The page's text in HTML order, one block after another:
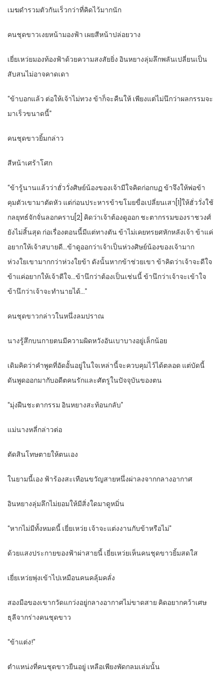
เมฆดำรวมตัวกันเร็วกว่าที่คิดไว้มากนัก
คนชุดขาวเงยหน้ามองฟ้า เผยสีหน้าปล่อยวาง
เยี่ยเหว่ยมองท้องฟ้าด้วยความสงสัยยิ่ง อินหยางลุ่มลึกพลันเปลี่ยนเป็น
สับสนไม่อาจคาดเดา
“ข้าบอกแล้ว ต่อให้เจ้าไม่ทวง ข้าก็จะคืนให้ เพียงแต่ไม่นึกว่าผลกรรมจะ
มาเร็วขนาดนี้”
คนชุดขาวยิ้มกล่าว
สีหน้าเศร้าโศก
“ข้ารู้นานแล้วว่าฮั่ววั่งศิษย์น้องของเจ้ามีใจคิดก่อกบฏ ข้าจึงให้พ่อข้า
คุมตัวเขามาตัดหัว แต่ก่อนประหารข้าขโมยขื่อเปลี่ยนเสา[1]ให้ฮั่ววั่งใช้
กลยุทธ์จักจั่นลอกคราบ[2] คิดว่าเจ้าต้องดูออก ชะตากรรมของราชวงศ์
ยังไม่สิ้นสุด ก่อเรื่องตอนนี้มีแต่ทางตัน ข้าไม่เคยทรยศหักหลังเจ้า ข้าแค่
อยากให้เจ้าสบายดี…ข้าดูออกว่าเจ้าเป็นห่วงศิษย์น้องของเจ้ามาก
ห่วงใยเขามากกว่าห่วงใยข้า ดังนั้นหากข้าช่วยเขา ข้าคิดว่าเจ้าจะดีใจ
ข้าแค่อยากให้เจ้าดีใจ…ข้านึกว่าต้องเป็นเช่นนี้ ข้านึกว่าเจ้าจะเข้าใจ
ข้านึกว่าเจ้าจะทำนายได้…”
คนชุดขาวกล่าวในหนึ่งลมปราณ
นางรู้สึกบนกายตนมีความผิดหวังอันเบาบางอยู่เล็กน้อย
เดิมคิดว่าคำพูดที่อัดอั้นอยู่ในใจเหล่านี้จะควบคุมไว้ได้ตลอด แต่บัดนี้
ดันพูดออกมากับอดีตคนรักและศัตรูในปัจจุบันของตน
“มุ่งฝืนชะตากรรม อินหยางสะท้อนกลับ”
แม่นางหลี่กล่าวต่อ
ตัดสินโทษตายให้ตนเอง
ในยามนี้เอง ฟ้าร้องสะเทือนขวัญสายหนึ่งผ่าลงจากกลางอากาศ
อินหยางลุ่มลึกไม่ยอมให้มีสิ่งใดมาดูหมิ่น
“หากไม่มีทั้งหมดนี้ เยี่ยเหว่ย เจ้าจะแต่งงานกับข้าหรือไม่”
ด้วยแสงประกายของฟ้าผ่าสายนี้ เยี่ยเหว่ยเห็นคนชุดขาวยิ้มสดใส
เยี่ยเหว่ยพุ่งเข้าไปเหมือนคนคลุ้มคลั่ง
สองมือของเขากวัดแกว่งอยู่กลางอากาศไม่ขาดสาย คิดอยากคว้าเศษ
ธุลีจากร่างคนชุดขาว
“ข้าแต่ง!”
ตำแหน่งที่คนชุดขาวยืนอยู่ เหลือเพียงพัดกลมเล่มนั้น